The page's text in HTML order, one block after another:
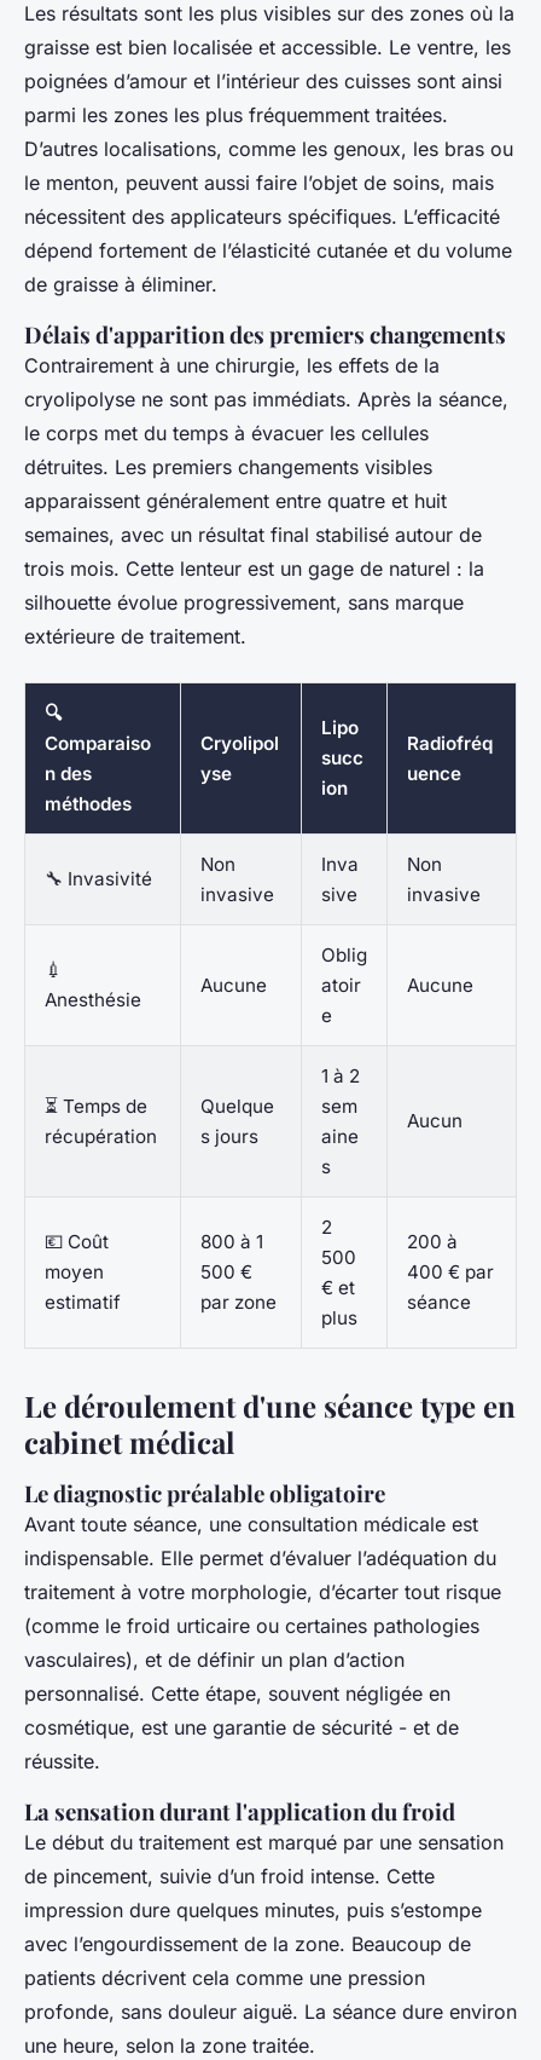
Les résultats sont les plus visibles sur des zones où la
graisse est bien localisée et accessible. Le ventre, les
poignées d’amour et l’intérieur des cuisses sont ainsi
parmi les zones les plus fréquemment traitées.
D’autres localisations, comme les genoux, les bras ou
le menton, peuvent aussi faire l’objet de soins, mais
nécessitent des applicateurs spécifiques. L’efficacité
dépend fortement de l’élasticité cutanée et du volume
de graisse à éliminer.
Délais d'apparition des premiers changements
Contrairement à une chirurgie, les effets de la
cryolipolyse ne sont pas immédiats. Après la séance,
le corps met du temps à évacuer les cellules
détruites. Les premiers changements visibles
apparaissent généralement entre quatre et huit
semaines, avec un résultat final stabilisé autour de
trois mois. Cette lenteur est un gage de naturel : la
silhouette évolue progressivement, sans marque
extérieure de traitement.
🔍
Comparaiso
n des
méthodes
Cryolipol
yse
Lipo
succ
ion
Radiofréq
uence
🔧 Invasivité
Non
invasive
Inva
sive
Non
invasive
💉
Anesthésie
Aucune
Oblig
atoir
e
Aucune
⏳ Temps de
récupération
Quelque
s jours
1 à 2
sem
aine
s
Aucun
💶 Coût
moyen
estimatif
800 à 1
500 €
par zone
2
500
€ et
plus
200 à
400 € par
séance
Le déroulement d'une séance type en
cabinet médical
Le diagnostic préalable obligatoire
Avant toute séance, une consultation médicale est
indispensable. Elle permet d’évaluer l’adéquation du
traitement à votre morphologie, d’écarter tout risque
(comme le froid urticaire ou certaines pathologies
vasculaires), et de définir un plan d’action
personnalisé. Cette étape, souvent négligée en
cosmétique, est une garantie de sécurité - et de
réussite.
La sensation durant l'application du froid
Le début du traitement est marqué par une sensation
de pincement, suivie d’un froid intense. Cette
impression dure quelques minutes, puis s’estompe
avec l’engourdissement de la zone. Beaucoup de
patients décrivent cela comme une pression
profonde, sans douleur aiguë. La séance dure environ
une heure, selon la zone traitée.